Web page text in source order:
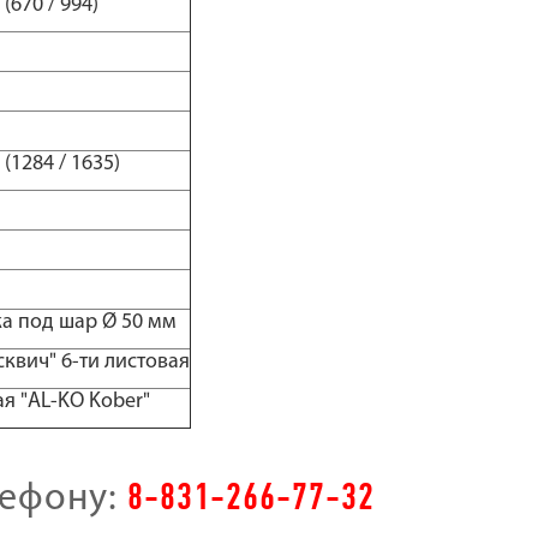
/ 994)
/ 1635)
под шар Ø 50 мм
6-ти листовая
"AL-KO Kober"
8-831-266-77-32